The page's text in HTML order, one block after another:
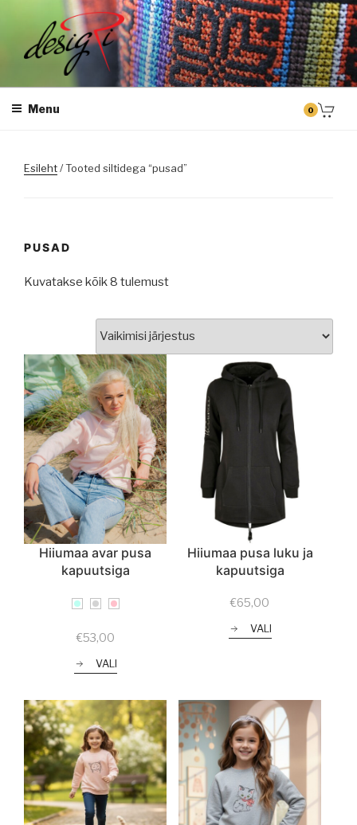
content
DESIGRI
Masintikkimine, tiimiriided, logo riietele tikkimine, kodukoha pusad,
Menu 0
Esileht/ Tooted siltidega “pusad”
PUSAD
Kuvatakse kõik 8 tulemust
Hiiumaa avar pusa
kapuutsiga
€53,00
VALI
Hiiumaa pusa luku ja
kapuutsiga
€65,00
VALI